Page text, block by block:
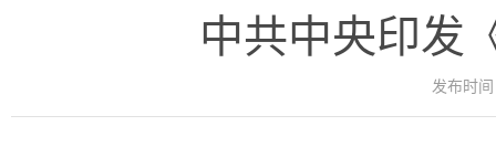
中共中央印发
发布时间